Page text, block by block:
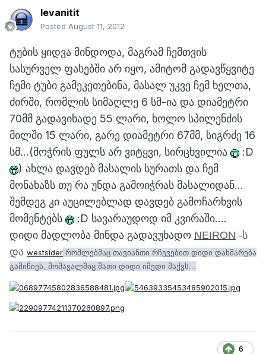
levanitit
Posted August 11, 2012
ტუბის ყიდვა მინდოდა, მაგრამ ჩემთვის
სასურველ ფასებში არ იყო, ამიტომ გადავწყვიტე
ჩემი ტუბი გამეკეთებინა, მასალ უკვე ჩემ ხელთა,
ძირში, რომლის სიმაღლე 6 სმ-ია და დიამეტრი
70მმ გადავიხადე 55 ლარი, ხოლო სპილენძის
მილში 15 ლარი, გარე დიამეტრი 67მმ, სიგრძე 16
სმ...(მოჭრის ფულს არ ვიტყვი, სირცხვილია
:D
) ახლა დავდებ მასალის სურათს და ჩემ
მონახაზს თუ რა უნდა გამოიჭრას მასალიდან...
შემდეგ კი აუცილებლად დავდებ გამოჩარხვის
მომენტებს
:D სავარაუდოდ იმ კვირაში....
დიდი მადლობა მინდა გადავუხადო NEIRON -ს
და westsider რომლებმაც თავიანთი რჩევებით დიდი დახმარება
გამიწიეს, მომავალშიც მათი დიდი იმედი მაქვს...
6